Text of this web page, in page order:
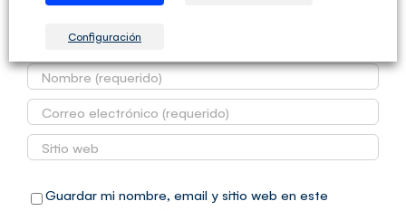
Guardar mi nombre, email y sitio web en este
Configuración